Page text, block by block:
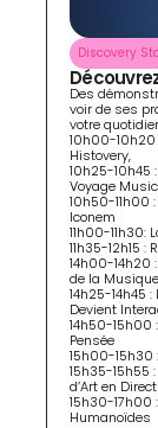
Discovery
Des
voir de ses
votre
10h00-10h20
Histovery,
10h25-10h45
Voyage
10h50-11h00
Iconem
11h00-11h30:
11h35-12h15
14h00-14h20
de la Musique
14h25-14h45
Devient
14h50-15h00
Pensée
15h00-15h30
15h35-15h55
d’Art en Direct
15h30-17h00
Humanoïdes